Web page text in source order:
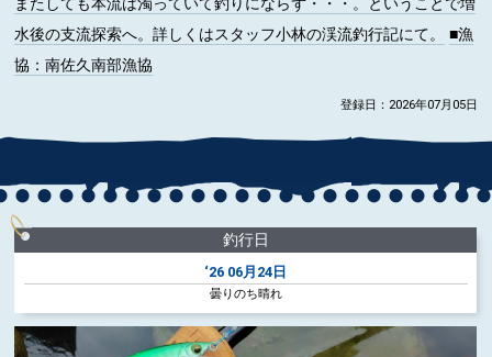
またしても本流は濁っていて釣りにならず・・・。ということで増
水後の支流探索へ。詳しくはスタッフ小林の渓流釣行記にて。
■漁
協 ：南佐久南部漁協
登録日：2026年07月05日
釣行日
‘26 06月24日
曇りのち晴れ